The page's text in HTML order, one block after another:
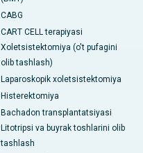
CABG
CART CELL terapiyasi
Xoletsistektomiya (o't pufagini
olib tashlash)
Laparoskopik xoletsistektomiya
Histerektomiya
Bachadon transplantatsiyasi
Litotripsi va buyrak toshlarini olib
tashlash